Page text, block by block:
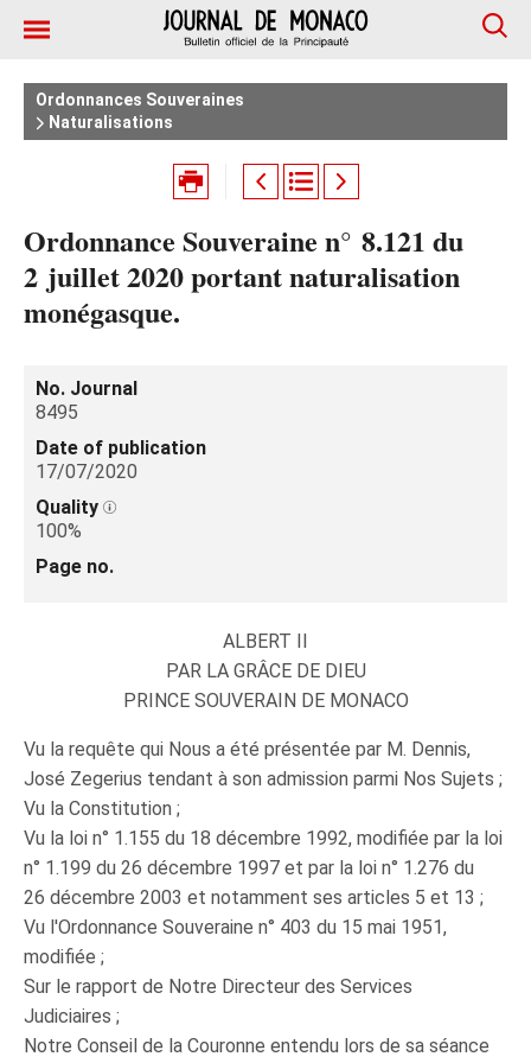
Ordonnances Souveraines
Naturalisations
Ordonnance Souveraine n° 8.121 du
2 juillet 2020 portant naturalisation
monégasque.
No. Journal
8495
Date of publication
17/07/2020
Quality
100%
Page no.
ALBERT II
PAR LA GRÂCE DE DIEU
PRINCE SOUVERAIN DE MONACO
Vu la requête qui Nous a été présentée par M. Dennis,
José Zegerius tendant à son admission parmi Nos Sujets ;
Vu la Constitution ;
Vu la loi n° 1.155 du 18 décembre 1992, modifiée par la loi
n° 1.199 du 26 décembre 1997 et par la loi n° 1.276 du
26 décembre 2003 et notamment ses articles 5 et 13 ;
Vu l'Ordonnance Souveraine n° 403 du 15 mai 1951,
modifiée ;
Sur le rapport de Notre Directeur des Services
Judiciaires ;
Notre Conseil de la Couronne entendu lors de sa séance